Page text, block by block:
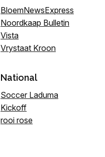
BloemNewsExpress
Noordkaap Bulletin
Vista
Vrystaat Kroon
National
Soccer Laduma
Kickoff
rooi rose